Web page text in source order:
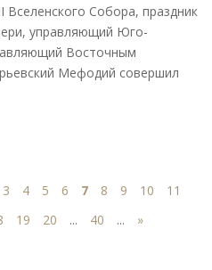
Вселенского Собора, праздник
управляющий Юго-
Восточным
Мефодий совершил
3 4 5 6 7 8 9 10
11
19 20 ... 40 ...
»